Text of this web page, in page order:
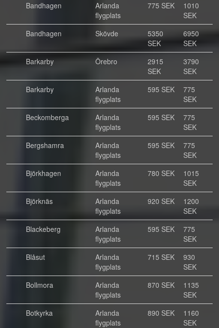
Bandhagen
Arlanda
flygplats
775 SEK
1010
SEK
Bandhagen
Skövde
5350
SEK
6950
SEK
Barkarby
Örebro
2915
SEK
3790
SEK
Barkarby
Arlanda
flygplats
595 SEK
775
SEK
Beckomberga
Arlanda
flygplats
595 SEK
775
SEK
Bergshamra
Arlanda
flygplats
595 SEK
775
SEK
Björkhagen
Arlanda
flygplats
780 SEK
1015
SEK
Björknäs
Arlanda
flygplats
920 SEK
1200
SEK
Blackeberg
Arlanda
flygplats
595 SEK
775
SEK
Blåsut
Arlanda
flygplats
715 SEK
930
SEK
Bollmora
Arlanda
flygplats
870 SEK
1135
SEK
Botkyrka
Arlanda
flygplats
890 SEK
1160
SEK